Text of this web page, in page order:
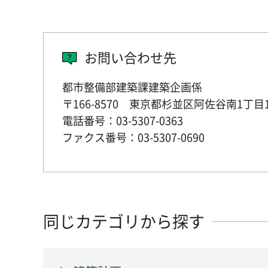
お問い合わせ先
都市整備部建築課建築企画係
〒166-8570 東京都杉並区阿佐谷南1丁目
電話番号：03-5307-0363
ファクス番号：03-5307-0690
同じカテゴリから探す